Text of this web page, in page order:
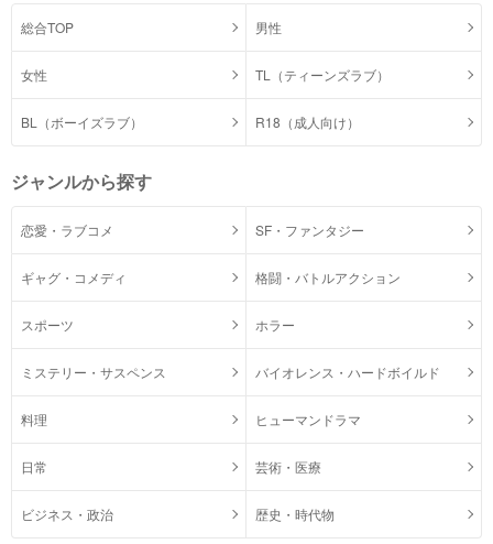
総合TOP 男性
女性 TL（ティーンズラブ）
BL（ボーイズラブ） R18（成人向け）
ジャンルから探す
恋愛・ラブコメ SF・ファンタジー
ギャグ・コメディ 格闘・バトルアクション
スポーツ ホラー
ミステリー・サスペンス バイオレンス・ハードボイルド
料理 ヒューマンドラマ
日常 芸術・医療
ビジネス・政治 歴史・時代物